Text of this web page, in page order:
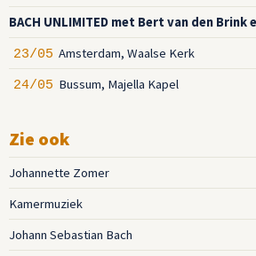
BACH UNLIMITED met Bert van den
23/05 Amsterdam, Waalse Kerk
24/05 Bussum, Majella Kapel
Zie ook
Johannette Zomer
Kamermuziek
Johann Sebastian Bach